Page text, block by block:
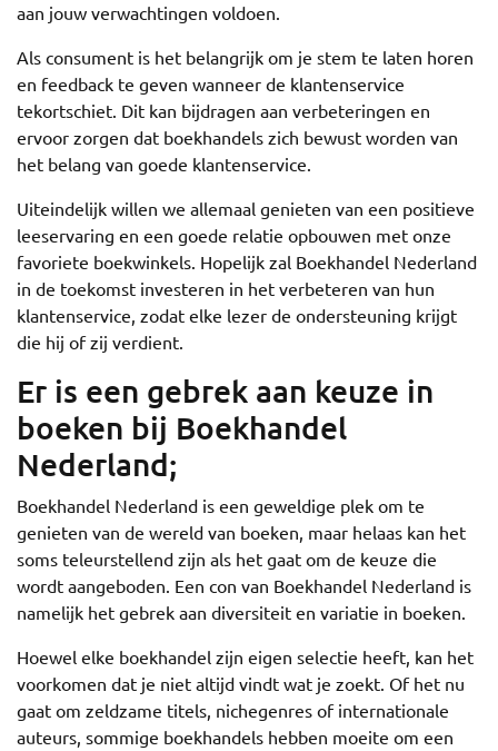
aan jouw verwachtingen voldoen.
Als consument is het belangrijk om je stem te laten horen
en feedback te geven wanneer de klantenservice
tekortschiet. Dit kan bijdragen aan verbeteringen en
ervoor zorgen dat boekhandels zich bewust worden van
het belang van goede klantenservice.
Uiteindelijk willen we allemaal genieten van een positieve
leeservaring en een goede relatie opbouwen met onze
favoriete boekwinkels. Hopelijk zal Boekhandel Nederland
in de toekomst investeren in het verbeteren van hun
klantenservice, zodat elke lezer de ondersteuning krijgt
die hij of zij verdient.
Er is een gebrek aan keuze in
boeken bij Boekhandel
Nederland;
Boekhandel Nederland is een geweldige plek om te
genieten van de wereld van boeken, maar helaas kan het
soms teleurstellend zijn als het gaat om de keuze die
wordt aangeboden. Een con van Boekhandel Nederland is
namelijk het gebrek aan diversiteit en variatie in boeken.
Hoewel elke boekhandel zijn eigen selectie heeft, kan het
voorkomen dat je niet altijd vindt wat je zoekt. Of het nu
gaat om zeldzame titels, nichegenres of internationale
auteurs, sommige boekhandels hebben moeite om een